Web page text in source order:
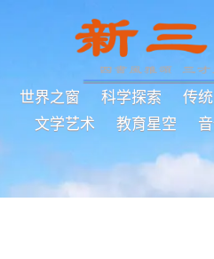
世界之窗 科学探索 传
文学艺术
教育星空